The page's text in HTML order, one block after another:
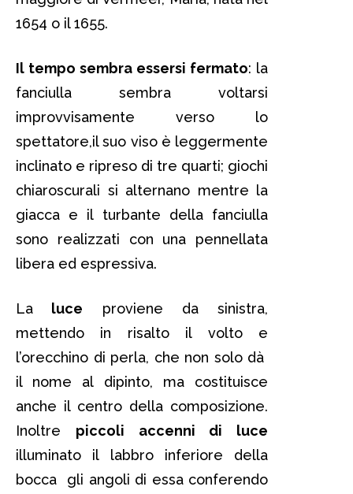
1654 o il 1655.
Il tempo sembra essersi fermato: la
fanciulla sembra voltarsi
improvvisamente verso lo
spettatore,il suo viso è leggermente
inclinato e ripreso di tre quarti; giochi
chiaroscurali si alternano mentre la
giacca e il turbante della fanciulla
sono realizzati con una pennellata
libera ed espressiva.
La luce proviene da sinistra,
mettendo in risalto il volto e
l’orecchino di perla, che non solo dà
il nome al dipinto, ma costituisce
anche il centro della composizione.
Inoltre piccoli accenni di luce
illuminato il labbro inferiore della
bocca gli angoli di essa conferendo